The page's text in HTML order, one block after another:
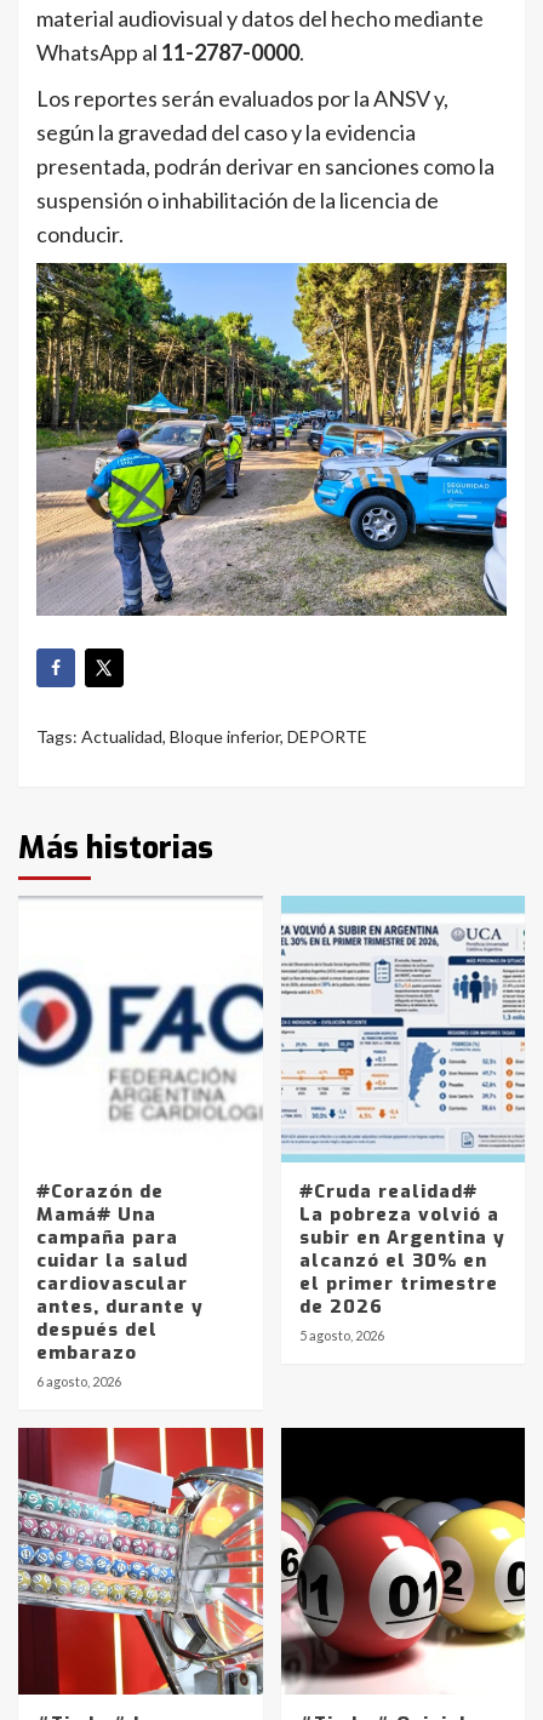
material audiovisual y datos del hecho mediante
WhatsApp al 11-2787-0000.
Los reportes serán evaluados por la ANSV y,
según la gravedad del caso y la evidencia
presentada, podrán derivar en sanciones como la
suspensión o inhabilitación de la licencia de
conducir.
Tags: Actualidad, Bloque inferior, DEPORTE
Más historias
#Corazón de
Mamá# Una
campaña para
cuidar la salud
cardiovascular
antes, durante y
después del
embarazo
6 agosto, 2026
#Cruda realidad#
La pobreza volvió a
subir en Argentina y
alcanzó el 30% en
el primer trimestre
de 2026
5 agosto, 2026